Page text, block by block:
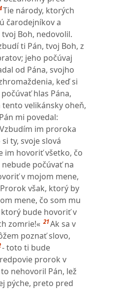
Tie národy, ktorých
čarodejníkov a
Boh, nedovolil.
ti Pán, tvoj Boh, z
jeho počúvaj
od Pána, svojho
keď si
hlas Pána,
velikánsky oheň,
mi povedal:
Vzbudím im proroka
ty, svoje slová
im hovoriť všetko, čo
nebude počúvať na
v mojom mene,
Prorok však, ktorý by
mene, čo som mu
bude hovoriť v
zomrie!« 21Ak sa v
poznať slovo,
- toto ti bude
prorok v
nehovoril Pán, lež
pýche, preto pred